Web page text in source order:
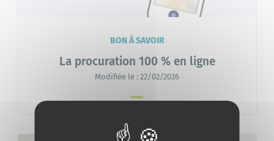
BON À SAVOIR
La procuration 100 % en ligne
Modifiée le : 22/02/2026